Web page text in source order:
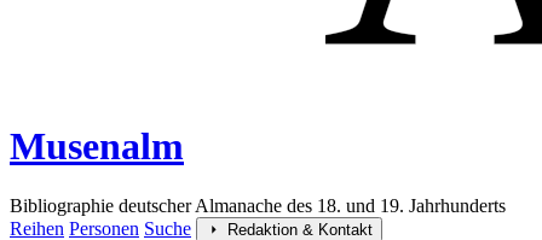
Musenalm
Bibliographie deutscher Almanache des 18. und 19. Jahrhunderts
Reihen Personen Suche Redaktion & Kontakt